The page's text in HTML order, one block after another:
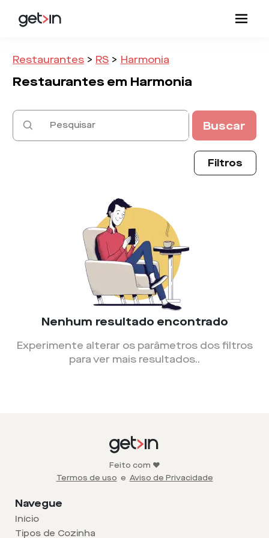
Restaurantes > RS > Harmonia
Restaurantes em Harmonia
Buscar
Filtros
Nenhum resultado encontrado
Experimente alterar os parâmetros dos filtros
para ver mais resultados..
Feito com ❤️
Termos de uso e Aviso de Privacidade
Navegue
Início
Tipos de Cozinha